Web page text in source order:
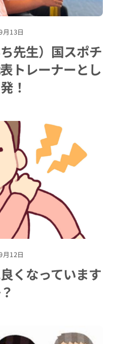
月13日
先生）国スポチ
トレーナーとし
！
月12日
くなっています